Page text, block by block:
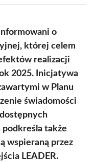
o
której celem
realizacji
2025. Inicjatywa
w Planu
świadomości
podkreśla także
wspieraną przez
LEADER.